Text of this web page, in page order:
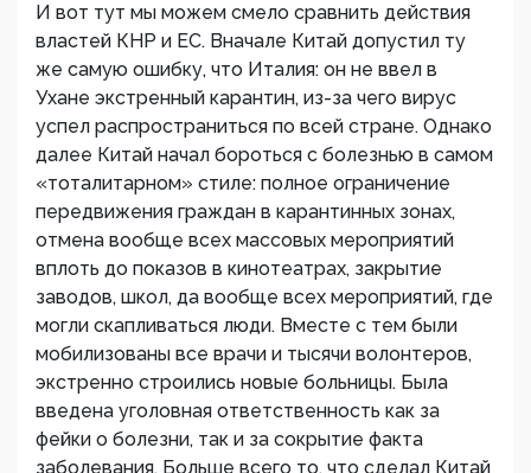
И вот тут мы можем смело сравнить действия
властей КНР и ЕС. Вначале Китай допустил ту
же самую ошибку, что Италия: он не ввел в
Ухане экстренный карантин, из-за чего вирус
успел распространиться по всей стране. Однако
далее Китай начал бороться с болезнью в самом
«тоталитарном» стиле: полное ограничение
передвижения граждан в карантинных зонах,
отмена вообще всех массовых мероприятий
вплоть до показов в кинотеатрах, закрытие
заводов, школ, да вообще всех мероприятий, где
могли скапливаться люди. Вместе с тем были
мобилизованы все врачи и тысячи волонтеров,
экстренно строились новые больницы. Была
введена уголовная ответственность как за
фейки о болезни, так и за сокрытие факта
заболевания. Больше всего то, что сделал Китай